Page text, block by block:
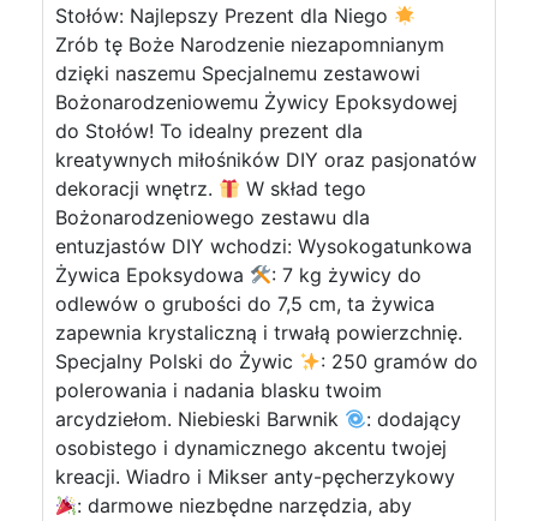
Stołów: Najlepszy Prezent dla Niego
Zrób tę Boże Narodzenie niezapomnianym
dzięki naszemu Specjalnemu zestawowi
Bożonarodzeniowemu Żywicy Epoksydowej
do Stołów! To idealny prezent dla
kreatywnych miłośników DIY oraz pasjonatów
dekoracji wnętrz.
W skład tego
Bożonarodzeniowego zestawu dla
entuzjastów DIY wchodzi: Wysokogatunkowa
Żywica Epoksydowa
: 7 kg żywicy do
odlewów o grubości do 7,5 cm, ta żywica
zapewnia krystaliczną i trwałą powierzchnię.
Specjalny Polski do Żywic
: 250 gramów do
polerowania i nadania blasku twoim
arcydziełom. Niebieski Barwnik
: dodający
osobistego i dynamicznego akcentu twojej
kreacji. Wiadro i Mikser anty-pęcherzykowy
: darmowe niezbędne narzędzia, aby